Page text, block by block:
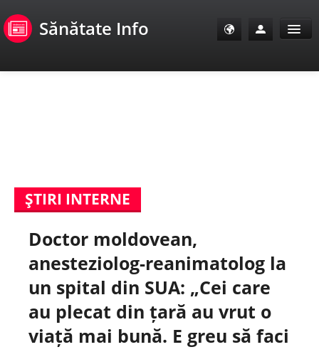
Sănătate Info
E-Sănătate Pacienți
E-Sănătate Medici
E-Sănătate Instituții
Tuberculoza Info
ŞTIRI INTERNE
Doctor moldovean,
anesteziolog-reanimatolog la
un spital din SUA: „Cei care
au plecat din țară au vrut o
viață mai bună. E greu să faci